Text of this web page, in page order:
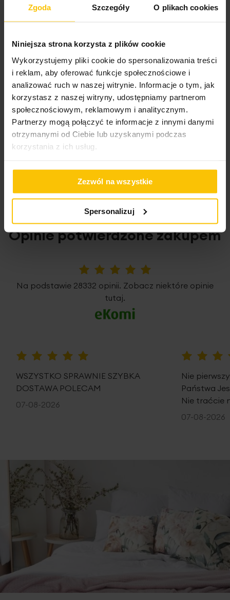
Zgoda Szczegóły O plikach cookies
Niniejsza strona korzysta z plików cookie
Wykorzystujemy pliki cookie do spersonalizowania treści
i reklam, aby oferować funkcje społecznościowe i
analizować ruch w naszej witrynie. Informacje o tym, jak
korzystasz z naszej witryny, udostępniamy partnerom
społecznościowym, reklamowym i analitycznym.
Partnerzy mogą połączyć te informacje z innymi danymi
otrzymanymi od Ciebie lub uzyskanymi podczas
korzystania z ich usług.
Zezwól na wszystkie
Spersonalizuj
Rodzaj tkaniny
matowe, poliestrowe,
oxford, gładkie
Jednostka miary szt.
Skład materiałowy 100% poliester
Tolerancja rozmiaru 5%
Waga netto 668 g
że po zawieszeniu na karniszu zasłona pięknie się
prezentuje, układając się w miękkie i regularne fale.
mierzymy od górnej krawędzi drążka do momentu, w
Dane techniczne:
szerokość: 140 cm
wysokość: 250 cm
ilość przelotek: 8 szt.
średnica przelotki: 4 cm
gramatura materiału: 140 g/m
tolerancja rozmiaru: +/- 5%
Nie można wybielać i chlorować
Nie suszyć w suszarce bębnowej
Kolor tez taki jak na zdjęciu. Czad realizacji akceptowalny.
Wysłany na16.12.2022
High-contrast mode
To może Cię zainteresować
Opinie potwierdzone zakupem
Na podstawie 28332 opinii. Zobacz niektóre opinie
tutaj.
WSZYSTKO SPRAWNIE SZYBKA
DOSTAWA POLECAM
07-08-2026
Nie
Państwa
Nie traćcie
07-08-2026